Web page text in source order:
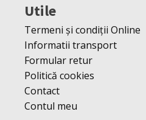
Utile
Termeni și condiții Online
Informatii transport
Formular retur
Politică cookies
Contact
Contul meu